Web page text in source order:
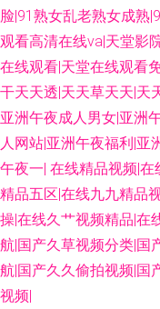
com 91视频地址 2026国产
品久久综合五 含羞草影院
在线播放 伊人久久黑料 人
7 东京热色色视频 黄色香
97AV资源网 另类性爱影院
韩网址 97人人上超碰 在綫
午夜影院 91白丝综合 综合
脸|91熟女乱老熟女成熟
观看高清在线va|天堂影
在线观看|天堂在线观看
干天天透|天天草天天|天
亚洲午夜成人男女|亚洲
人网站|亚洲午夜福利|亚
午夜一| 在线精品视频|在
精品五区|在线九九精品
操|在线久艹视频精品|在
航|国产久草视频分类|国
航|国产久久偷拍视频|国
视频|